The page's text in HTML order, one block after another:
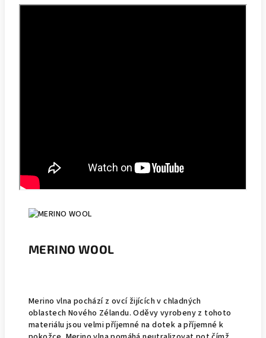
MERINO WOOL
Merino vlna pochází z ovcí žijících v chladných
oblastech Nového Zélandu. Oděvy vyrobeny z tohoto
materiálu jsou velmi příjemné na dotek a příjemné k